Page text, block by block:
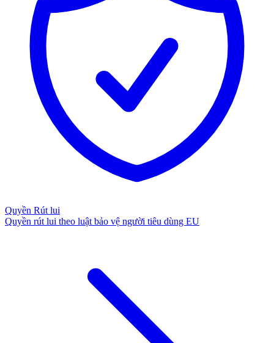
Quyền Rút lui
Quyền rút lui theo luật bảo vệ người tiêu dùng EU